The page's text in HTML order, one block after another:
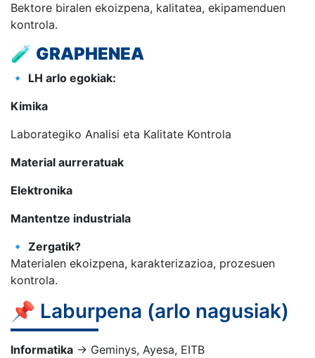
Bektore biralen ekoizpena, kalitatea, ekipamenduen
kontrola.
🧪 GRAPHENEA
🔹
LH arlo egokiak:
Kimika
Laborategiko Analisi eta Kalitate Kontrola
Material aurreratuak
Elektronika
Mantentze industriala
🔹 Zergatik?
Materialen ekoizpena, karakterizazioa, prozesuen
kontrola.
📌 Laburpena (arlo nagusiak)
Informatika → Geminys, Ayesa, EITB